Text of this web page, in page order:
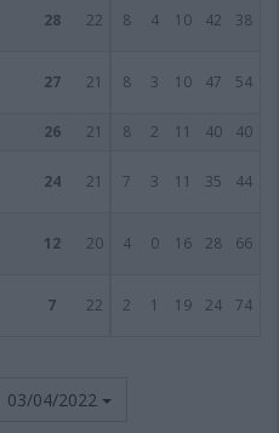
28 22 8 4 10 42 38
27 21 8 3 10 47 54
26 21 8 2 11 40 40
24 21 7 3 11 35 44
12 20 4 0 16 28 66
7 22 2 1 19 24 74
03/04/2022